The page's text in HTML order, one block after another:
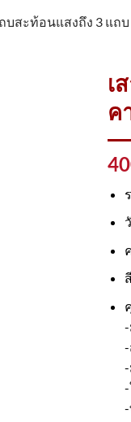
สะท้อนแสงถึง 3 แถ
เ
ค